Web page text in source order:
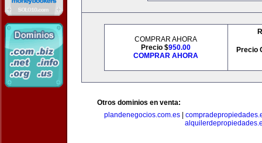
COMPRAR AHORA
Precio $950.00
COMPRAR AHORA
Precio
Otros dominios en venta:
plandenegocios.com.es|